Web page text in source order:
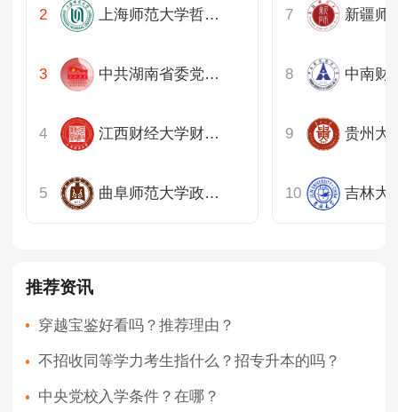
上海师范大学哲学与法政学院
中共湖南省委党校公共管理教研部
江西财经大学财税与公共管理学院
曲阜师范大学政治与公共管理学院
新疆师
吉林大
推荐资讯
穿越宝鉴好看吗？推荐理由？
不招收同等学力考生指什么？招专升本的吗？
中央党校入学条件？在哪？